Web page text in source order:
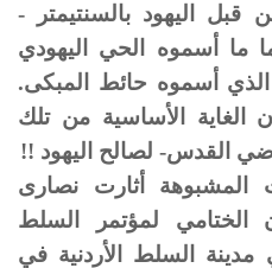
اليهود بالسنتيمتر -
ما أسموه الحي اليهودي
أسموه حائط المبكى.
الغاية الأساسية من تلك
القدس- لصالح اليهود !!
المشبوهة أثارت نصارى
الختامي لمؤتمر السلط
السلط الأردنية في